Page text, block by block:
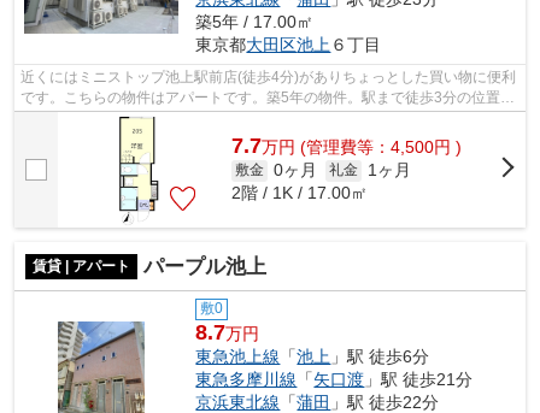
築5年 / 17.00㎡
東京都大田区池上 ６丁目
近くにはミニストップ池上駅前店(徒歩4分)がありちょっとした買い物に便利
です。こちらの物件はアパートです。築5年の物件。駅まで徒歩3分の位置に
立地する、アクセス良好な物件です。...
7.7万円 (管理費等：4,500円 )
敷金 0ヶ月 礼金
1ヶ月
2階 / 1K / 17.00㎡
賃貸 | アパート パープル池上
敷0
8.7万円
東急池上線 「池上 」駅 徒歩6分
東急多摩川線 「矢口渡 」駅 徒歩21分
京浜東北線 「蒲田 」駅 徒歩22分